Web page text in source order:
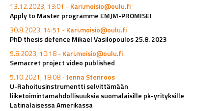
13.12.2023, 13:01 -Kari.moisio@oulu.fi
Apply to Master programme EMJM-PROMISE!
30.8.2023, 14:51 -Kari.moisio@oulu.fi
PhD thesis defence Mikael Vasilopoulos 25.8. 2023
9.8.2023, 10:18 -Kari.moisio@oulu.fi
Semacret project video published
5.10.2021, 18:08 -Jenna Stenroos
U-Rahoitusinstrumentti selvittämään
liiketoimintamahdollisuuksia suomalaisille pk-yrityksille
Latinalaisessa Amerikassa